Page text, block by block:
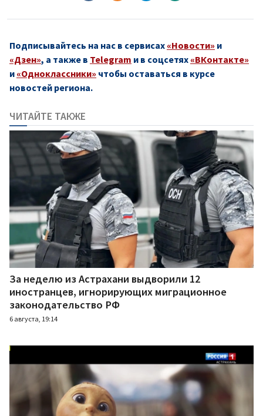
Подписывайтесь на нас в сервисах «Новости» и
«Дзен», а также в Telegram и в соцсетях «ВКонтакте»
и «Одноклассники» чтобы оставаться в курсе
новостей региона.
ЧИТАЙТЕ ТАКЖЕ
За неделю из Астрахани выдворили 12
иностранцев, игнорирующих миграционное
законодательство РФ
6 августа, 19:14